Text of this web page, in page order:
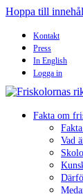
Hoppa till
Kontakt
Press
In English
Logga in
Fakta om
Vad